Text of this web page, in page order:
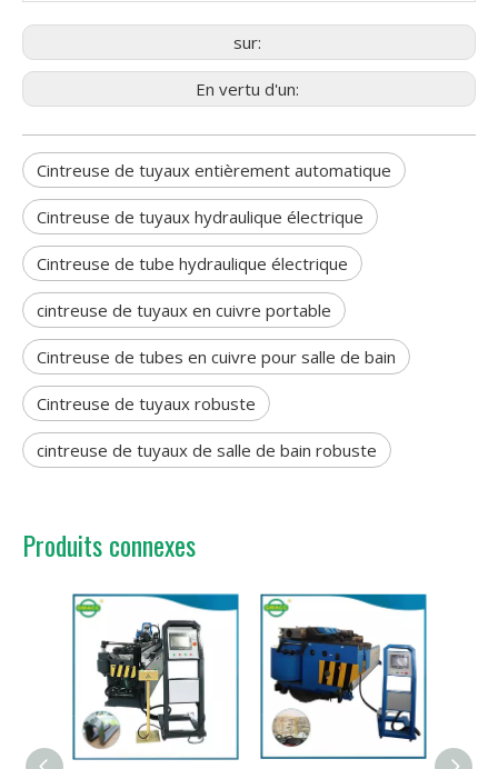
sur:
En vertu d'un:
Cintreuse de tuyaux entièrement automatique
Cintreuse de tuyaux hydraulique électrique
Cintreuse de tube hydraulique électrique
cintreuse de tuyaux en cuivre portable
Cintreuse de tubes en cuivre pour salle de bain
Cintreuse de tuyaux robuste
cintreuse de tuyaux de salle de bain robuste
Produits connexes